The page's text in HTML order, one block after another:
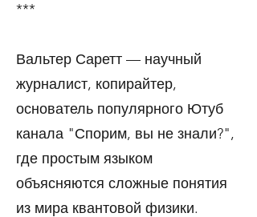
***
Вальтер Саретт — научный
журналист, копирайтер,
основатель популярного Ютуб
канала "Спорим, вы не знали?",
где простым языком
объясняются сложные понятия
из мира квантовой физики.